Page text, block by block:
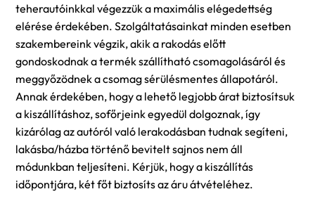
teherautóinkkal végezzük a maximális elégedettség
elérése érdekében. Szolgáltatásainkat minden esetben
szakembereink végzik, akik a rakodás előtt
gondoskodnak a termék szállítható csomagolásáról és
meggyőzödnek a csomag sérülésmentes állapotáról.
Annak érdekében, hogy a lehető legjobb árat biztosítsuk
a kiszállításhoz, sofőrjeink egyedül dolgoznak, így
kizárólag az autóról való lerakodásban tudnak segíteni,
lakásba/házba történő bevitelt sajnos nem áll
módunkban teljesíteni. Kérjük, hogy a kiszállítás
időpontjára, két főt biztosíts az áru átvételéhez.